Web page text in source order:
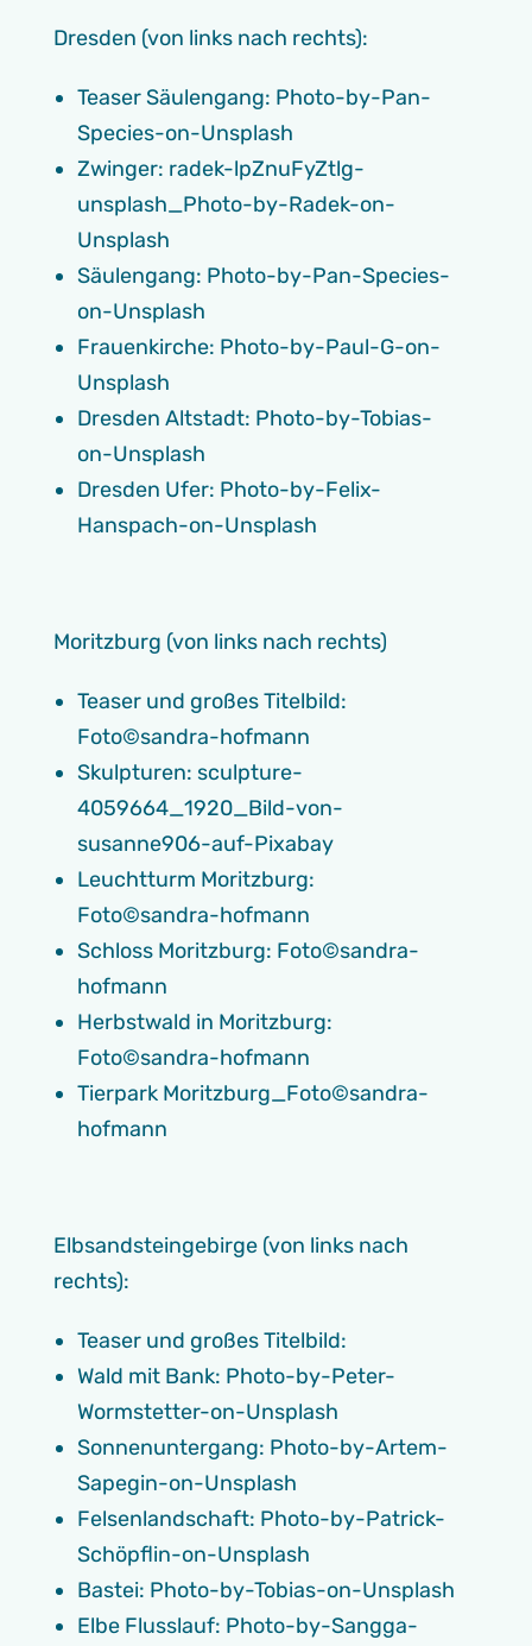
Dresden (von links nach rechts):
Teaser Säulengang: Photo-by-Pan-
Species-on-Unsplash
Zwinger: radek-lpZnuFyZtlg-
unsplash_Photo-by-Radek-on-
Unsplash
Säulengang: Photo-by-Pan-Species-
on-Unsplash
Frauenkirche: Photo-by-Paul-G-on-
Unsplash
Dresden Altstadt: Photo-by-Tobias-
on-Unsplash
Dresden Ufer: Photo-by-Felix-
Hanspach-on-Unsplash
Moritzburg (von links nach rechts)
Teaser und großes Titelbild:
Foto©sandra-hofmann
Skulpturen: sculpture-
4059664_1920_Bild-von-
susanne906-auf-Pixabay
Leuchtturm Moritzburg:
Foto©sandra-hofmann
Schloss Moritzburg: Foto©sandra-
hofmann
Herbstwald in Moritzburg:
Foto©sandra-hofmann
Tierpark Moritzburg_Foto©sandra-
hofmann
Elbsandsteingebirge (von links nach
rechts):
Teaser und großes Titelbild:
Wald mit Bank: Photo-by-Peter-
Wormstetter-on-Unsplash
Sonnenuntergang: Photo-by-Artem-
Sapegin-on-Unsplash
Felsenlandschaft: Photo-by-Patrick-
Schöpflin-on-Unsplash
Bastei: Photo-by-Tobias-on-Unsplash
Elbe Flusslauf: Photo-by-Sangga-